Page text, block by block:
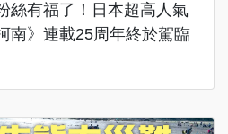
絲有福了！日本超高人氣
南》連載25周年終於駕臨